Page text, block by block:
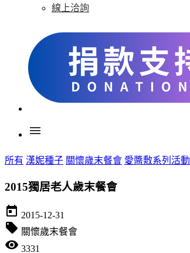
線上洽詢
menu
所有 漢妮種子 關懷歲末餐會 愛醬敷系列活動
2015獨居老人歲末餐會
today 2015-12-31
local_offer 關懷歲末餐會
visibility 3331